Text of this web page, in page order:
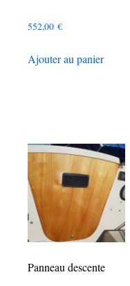
552,00 €
Ajouter au panier
Panneau descente